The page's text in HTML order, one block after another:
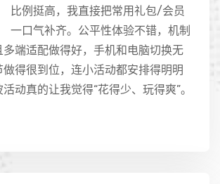
比例挺高，我直接把常用礼包/会员
一口气补齐。公平性体验不错，机制
多端适配做得好，手机和电脑切换无
做得很到位，连小活动都安排得明明
动真的让我觉得“花得少、玩得爽”。